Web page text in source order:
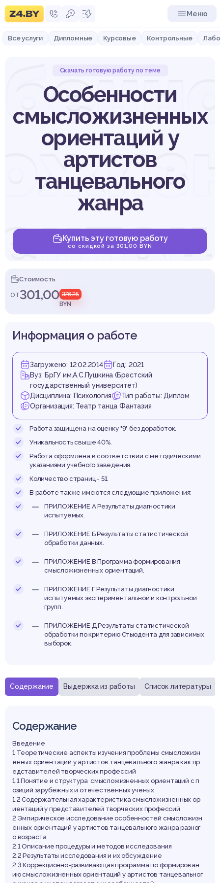
Меню
Все услуги Дипломные Курсовые Контрольные
Скачать готовую работу по теме
Особенности
смысложизненных
ориентаций у
артистов
танцевального
жанра
Купить эту готовую работу
со скидкой за 301,00 BYN
Стоимость
от301,00 376,25
BYN
Содержание Выдержка из работы Список литературы
Содержание
Введение
1 Теоретические аспекты изучения проблемы смысложизн
енных ориентаций у артистов танцевального жанра как пр
едставителей творческих профессий
1.1 Понятие и структура смысложизненных ориентаций с п
озиций зарубежных и отечественных ученых
1.2 Содержательная характеристика смысложизненных ор
иентаций у представителей творческих профессий
2 Эмпирическое исследование особенностей смысложизн
енных ориентаций у артистов танцевального жанра разног
о возраста
2.1 Описание процедуры и методов исследования
2.2 Результаты исследования и их обсуждение
2.3 Коррекционно-развивающая программа по формирован
ию смысложизненных ориентаций у артистов танцевальног
Информация о работе
Загружено: 12.02.2014
Год: 2021
Вуз: БрГУ им.А.С.Пушкина (Брестский
государственный университет)
Дисциплина: Психология
Тип работы: Диплом
Организация: Театр танца Фантазия
Работа защищена на оценку "9" без доработок.
Уникальность свыше 40%.
Работа оформлена в соответствии с методическими
указаниями учебного заведения.
Количество страниц - 51.
В работе также имеются следующие приложения:
ПРИЛОЖЕНИЕ А Результаты диагностики
испытуемых.
ПРИЛОЖЕНИЕ Б Результаты статистической
обработки данных.
ПРИЛОЖЕНИЕ В Программа формирования
смысложизненных ориентаций.
ПРИЛОЖЕНИЕ Г Результаты диагностики
испытуемых экспериментальной и контрольной
групп.
ПРИЛОЖЕНИЕ Д Результаты статистической
обработки по критерию Стьюдента для зависимых
выборок.